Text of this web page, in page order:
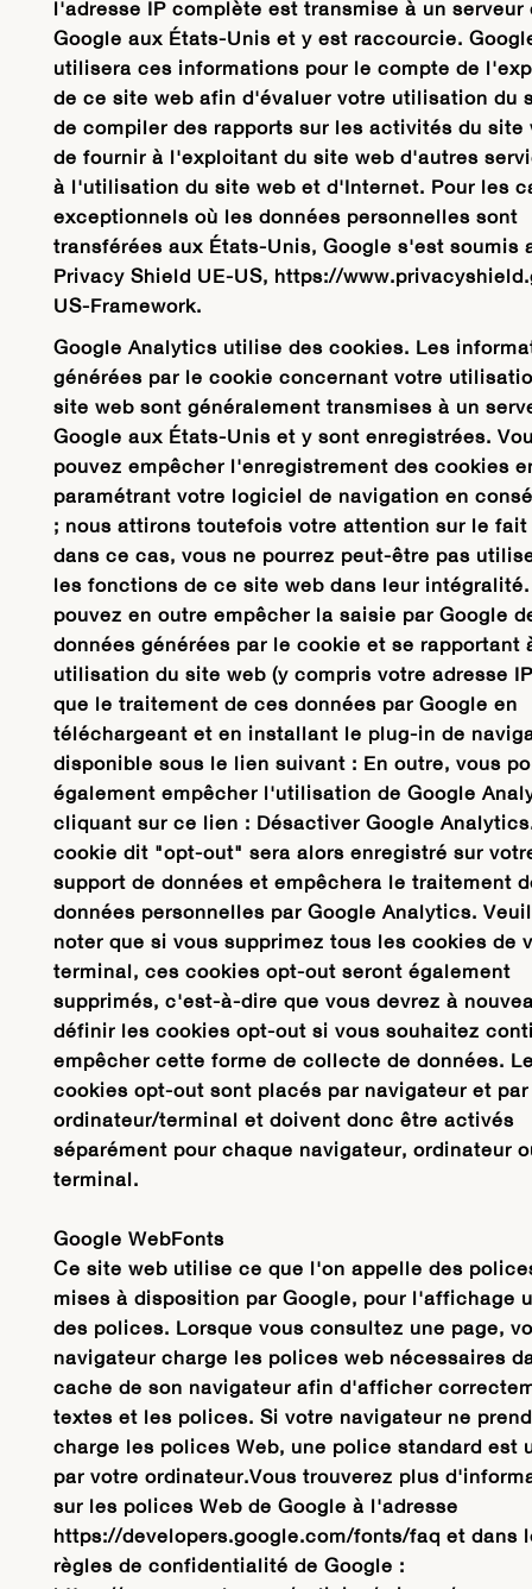
l'adresse IP complète est transmise à un serveur
Google aux États-Unis et y est raccourcie.
utilisera ces informations pour le compte de
de ce site web afin d'évaluer votre utilisation du
de compiler des rapports sur les activités du site
de fournir à l'exploitant du site web d'autres
à l'utilisation du site web et d'Internet. Pour les
exceptionnels où les données personnelles sont
transférées aux États-Unis, Google s'est soumis
Privacy Shield UE-US, https://
US-Framework.
Google Analytics utilise des cookies. Les
générées par le cookie concernant votre
site web sont généralement transmises à un
Google aux États-Unis et y sont enregistrées.
pouvez empêcher l'enregistrement des cookies
paramétrant votre logiciel de navigation en
; nous attirons toutefois votre attention sur le fait
dans ce cas, vous ne pourrez peut-être pas
les fonctions de ce site web dans leur intégralité.
pouvez en outre empêcher la saisie par Google
données générées par le cookie et se rapportant
utilisation du site web (y compris votre adresse
que le traitement de ces données par Google en
téléchargeant et en installant le plug-in de
disponible sous le lien suivant : En outre, vous
également empêcher l'utilisation de Google
cliquant sur ce lien : Désactiver Google
cookie dit "opt-out" sera alors enregistré sur
support de données et empêchera le traitement
données personnelles par Google Analytics.
noter que si vous supprimez tous les cookies de
terminal, ces cookies opt-out seront également
supprimés, c'est-à-dire que vous devrez à
définir les cookies opt-out si vous souhaitez
empêcher cette forme de collecte de données.
cookies opt-out sont placés par navigateur et par
ordinateur/terminal et doivent donc être activés
séparément pour chaque navigateur, ordinateur
terminal.
Google WebFonts
Ce site web utilise ce que l'on appelle des
mises à disposition par Google, pour l'affichage
des polices. Lorsque vous consultez une page,
navigateur charge les polices web nécessaires
cache de son navigateur afin d'afficher
textes et les polices. Si votre navigateur ne
charge les polices Web, une police standard est
par votre ordinateur.Vous trouverez plus
sur les polices Web de Google à l'adresse
https://developers.google.com/fonts/faq et dans
règles de confidentialité de Google :